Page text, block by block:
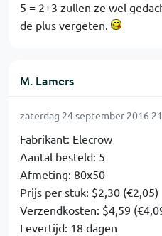
5 = 2+3 zullen ze wel
de plus vergeten.
M. Lamers
zaterdag 24 september 2016
Fabrikant: Elecrow
Aantal besteld: 5
Afmeting: 80x50
Prijs per stuk: $2,30 (€2,05)
Verzendkosten: $4,59
Levertijd: 18 dagen